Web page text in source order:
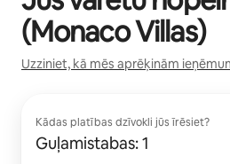
(Monaco Villas)
Uzziniet, kā mēs aprēķinām
Kādas platības dzīvokli jūs īrēsiet?
Guļamistabas: 1